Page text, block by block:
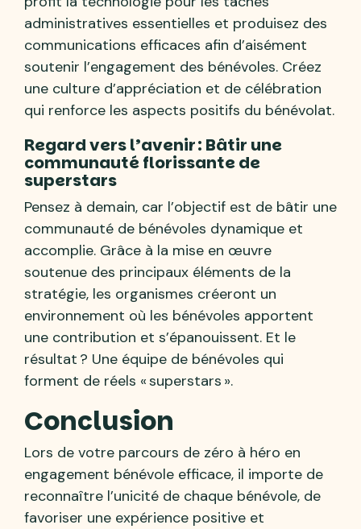
administratives essentielles et produisez des
communications efficaces afin d’aisément
soutenir l’engagement des bénévoles. Créez
une culture d’appréciation et de célébration
qui renforce les aspects positifs du bénévolat.
Regard vers l’avenir : Bâtir une
communauté florissante de
superstars
Pensez à demain, car l’objectif est de bâtir une
communauté de bénévoles dynamique et
accomplie. Grâce à la mise en œuvre
soutenue des principaux éléments de la
stratégie, les organismes créeront un
environnement où les bénévoles apportent
une contribution et s’épanouissent. Et le
résultat ? Une équipe de bénévoles qui
forment de réels « superstars ».
Conclusion
Lors de votre parcours de zéro à héro en
engagement bénévole efficace, il importe de
reconnaître l’unicité de chaque bénévole, de
favoriser une expérience positive et